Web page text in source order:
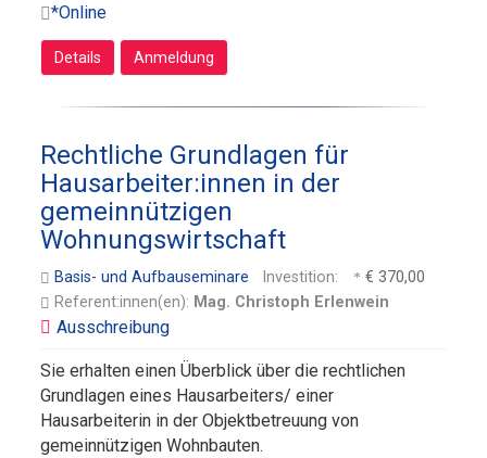
*Online
Details Anmeldung
Rechtliche Grundlagen für
Hausarbeiter:innen in der
gemeinnützigen
Wohnungswirtschaft
Basis- und Aufbauseminare Investition:
€ 370,00
Referent:innen(en): Mag. Christoph Erlenwein
Sie erhalten einen Überblick über die rechtlichen
Grundlagen eines Hausarbeiters/ einer
Hausarbeiterin in der Objektbetreuung von
gemeinnützigen Wohnbauten.